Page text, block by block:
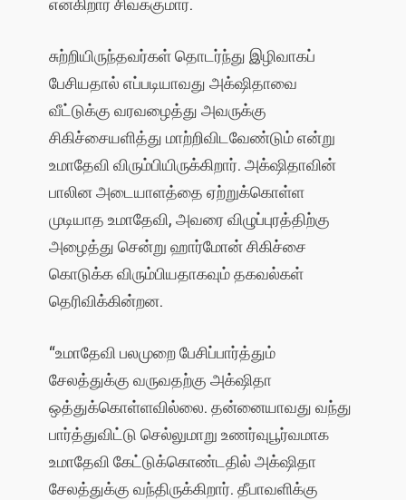
சுற்றியிருந்தவர்கள் தொடர்ந்து இழிவாகப்
பேசியதால் எப்படியாவது அக்‌ஷிதாவை
வீட்டுக்கு வரவழைத்து அவருக்கு
சிகிச்சையளித்து மாற்றிவிடவேண்டும் என்று
உமாதேவி விரும்பியிருக்கிறார். அக்‌ஷிதாவின்
பாலின அடையாளத்தை ஏற்றுக்கொள்ள
முடியாத உமாதேவி, அவரை விழுப்புரத்திற்கு
அழைத்து சென்று ஹார்மோன் சிகிச்சை
கொடுக்க விரும்பியதாகவும் தகவல்கள்
தெரிவிக்கின்றன.
“உமாதேவி பலமுறை பேசிப்பார்த்தும்
சேலத்துக்கு வருவதற்கு அக்‌ஷிதா
ஒத்துக்கொள்ளவில்லை. தன்னையாவது வந்து
பார்த்துவிட்டு செல்லுமாறு உணர்வுபூர்வமாக
உமாதேவி கேட்டுக்கொண்டதில் அக்‌ஷிதா
சேலத்துக்கு வந்திருக்கிறார். தீபாவளிக்கு